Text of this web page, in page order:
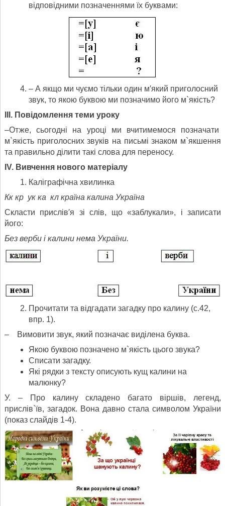
відповідними позначеннями їх буквами:
– А якщо ми чуємо тільки один м′який приголосний
звук, то якою буквою ми позначимо його м`якість?
ІІІ. Повідомлення теми уроку
–Отже, сьогодні на уроці ми вчитимемося позначати
м`якість приголосних звуків на письмі знаком м`якшення
та правильно ділити такі слова для переносу.
V. Вивчення нового матеріалу
Каліграфічна хвилинка
Кк кр ук ка кл країна калина Україна
Скласти прислів′я зі слів, що «заблукали», і записати
його:
Без верби і калини нема України.
Прочитати та відгадати загадку про калину (с.42,
впр. 1).
– Вимовити звук, який позначає виділена буква.
Якою буквою позначено м`якість цього звука?
Списати загадку.
Які рядки з тексту описують кущ калини на
малюнку?
У. – Про калину складено багато віршів, легенд,
прислів`їв, загадок. Вона давно стала символом України
(показ слайдів 1-4).